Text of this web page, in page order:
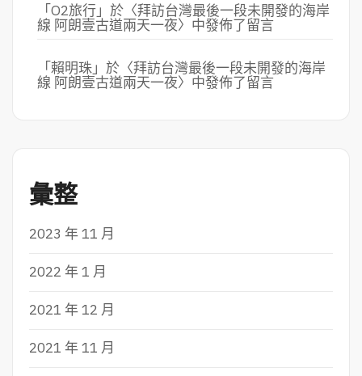
「O2旅行」於〈拜訪台灣最後一段未開發的海岸
線 阿朗壹古道兩天一夜〉中發佈了留言
「賴明珠」於〈拜訪台灣最後一段未開發的海岸
線 阿朗壹古道兩天一夜〉中發佈了留言
彙整
2023 年 11 月
2022 年 1 月
2021 年 12 月
2021 年 11 月